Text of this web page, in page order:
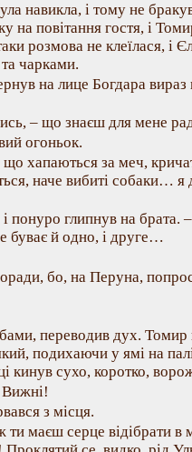
навикла, і тому не
на повітання гостя, і
розмова не клеїлася, і
чарками.
на лице Богдара
– що знаєш для мене
огоньок.
хапаються за меч,
наче вибиті собаки…
понуро глипнув на брата.
буває й одно, і друге…
бо, на Перуна,
переводив дух. Томир
подихаючи у ямі на
кинув сухо, коротко,
з місця.
ти маєш серце відібрати в